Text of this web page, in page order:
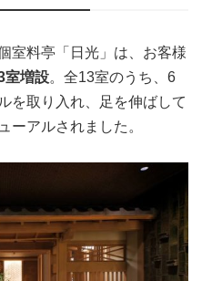
室料亭「日光」は、お客様
室増設。全13室のうち、6
を取り入れ、足を伸ばして
ーアルされました。